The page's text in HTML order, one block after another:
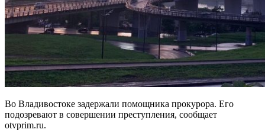
Во Владивостоке задержали помощника прокурора. Его
подозревают в совершении преступления, сообщает
otvprim.ru.